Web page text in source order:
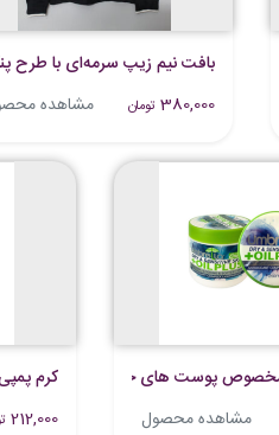
بافت نیم زیپ سرمه‌ای با طرح
380,000 تومان مشاهده
مخصوص پوست های خشک آمبرلا
مشاهده محصول
کرم
212,000